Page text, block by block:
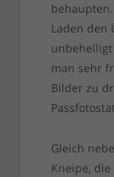
Laden den
man sehr
Bilder zu
Gleich
Kneipe,